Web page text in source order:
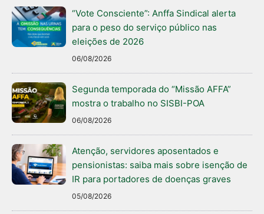
“Vote Consciente”: Anffa Sindical alerta
para o peso do serviço público nas
eleições de 2026
06/08/2026
Segunda temporada do “Missão AFFA”
mostra o trabalho no SISBI-POA
06/08/2026
Atenção, servidores aposentados e
pensionistas: saiba mais sobre isenção de
IR para portadores de doenças graves
05/08/2026